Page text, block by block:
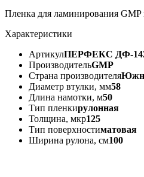
Пленка для ламинирования
Характеристики
АртикулПЕРФЕКС ДФ-
ПроизводительGMP
Страна производителя
Диаметр втулки, мм58
Длина намотки, м50
Тип пленкирулонная
Толщина, мкр125
Тип поверхностиматовая
Ширина рулона, см100